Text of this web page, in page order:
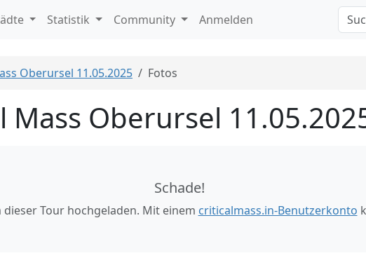
Statistik Community Anmelden
Oberursel 11.05.2025 Fotos
Mass Oberursel
Schade!
Tour hochgeladen. Mit einem criticalmass.in-Benutzerkonto